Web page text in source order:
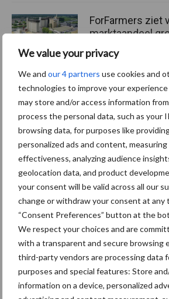
We value your privacy
We and our 4 partners use cookies and
technologies to improve your
may store and/or access information
process the personal data, such as your
browsing data, for purposes like
personalized ads and content,
effectiveness, analyzing audience
geolocation data, and product
your consent will be valid across all our
change or withdraw your consent at any
“Consent Preferences” button at the
We respect your choices and are
with a transparent and secure browsing
third-party vendors are processing data
purposes and special features: Store
information on a device, personalized
ForFarmers ziet
marktaandeel
krimpende
markt
Themapagina's
Diergezondheid Bemesting
Derogatie
Toon meer